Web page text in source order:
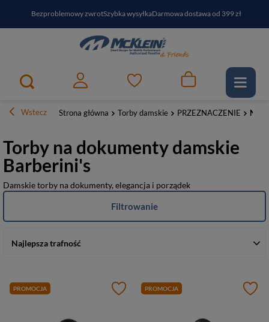
Bezproblemowy zwrotSzybka wysyłkaDarmowa dostawa od 399 zł
PayPo - kup i zapłać za30 dniZapisz się do newslettera i odbierz RABAT
Wstecz Strona główna Torby damskie PRZEZNACZENIE Na
Torby na dokumenty damskie
Barberini's
Damskie torby na dokumenty, elegancja i porządek
Najlepsza trafność
Filtrowanie
PROMOCJA PROMOCJA